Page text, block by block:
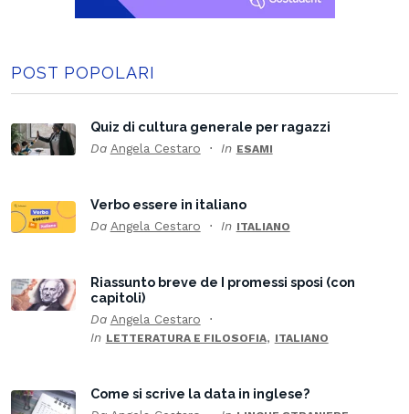
POST POPOLARI
Quiz di cultura generale per ragazzi
Da Angela Cestaro In ESAMI
Verbo essere in italiano
Da Angela Cestaro In ITALIANO
Riassunto breve de I promessi sposi (con
capitoli)
Da Angela Cestaro
In LETTERATURA E FILOSOFIA, ITALIANO
Come si scrive la data in inglese?